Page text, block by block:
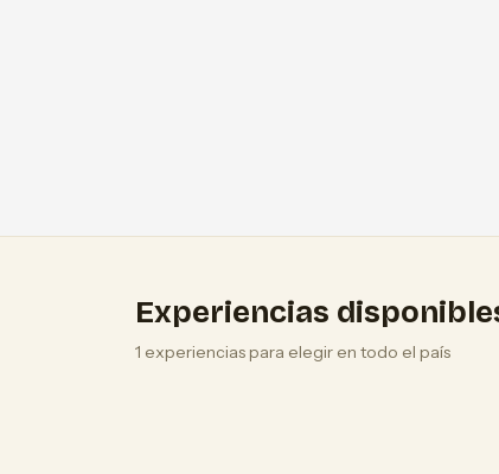
Experiencias
1 experiencias para elegir en todo el país